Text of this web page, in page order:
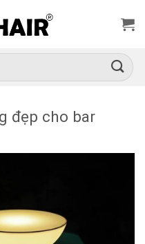
đẹp cho bar